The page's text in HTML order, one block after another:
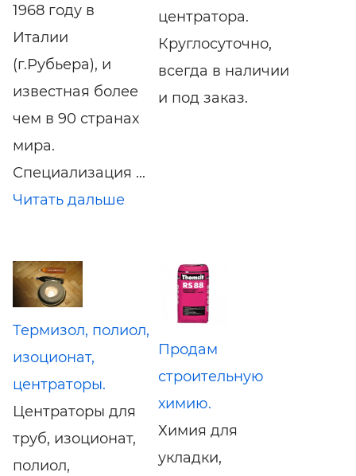
1968 году в
Италии
(г.Рубьера), и
известная более
чем в 90 странах
мира.
Специализация ...
Читать дальше
центратора.
Круглосуточно,
всегда в наличии
и под заказ.
Термизол, полиол,
изоционат,
центраторы.
Центраторы для
труб, изоционат,
полиол,
Продам
строительную
химию.
Химия для
укладки,